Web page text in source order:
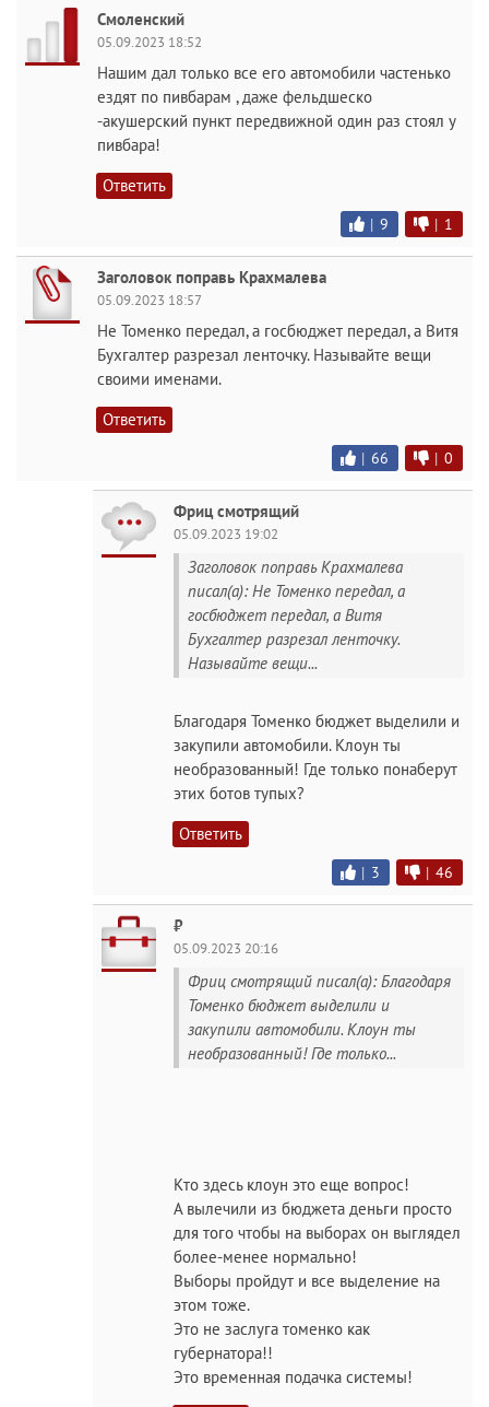
Смоленский
05.09.2023 18:52
Нашим дал только все его автомобили частенько
ездят по пивбарам , даже фельдшеско
-акушерский пункт передвижной один раз стоял у
пивбара!
Ответить
| 9 | 1
Заголовок поправь Крахмалева
05.09.2023 18:57
Не Томенко передал, а госбюджет передал, а Витя
Бухгалтер разрезал ленточку. Называйте вещи
своими именами.
Ответить
| 66 | 0
Фриц смотрящий
05.09.2023 19:02
Заголовок поправь Крахмалева
писал(а): Не Томенко передал, а
госбюджет передал, а Витя
Бухгалтер разрезал ленточку.
Называйте вещи...
Благодаря Томенко бюджет выделили и
закупили автомобили. Клоун ты
необразованный! Где только понаберут
этих ботов тупых?
Ответить
| 3 | 46
₽
05.09.2023 20:16
Фриц смотрящий писал(а): Благодаря
Томенко бюджет выделили и
закупили автомобили. Клоун ты
необразованный! Где только...
Кто здесь клоун это еще вопрос!
А вылечили из бюджета деньги просто
для того чтобы на выборах он выглядел
более-менее нормально!
Выборы пройдут и все выделение на
этом тоже.
Это не заслуга томенко как
губернатора!!
Это временная подачка системы!